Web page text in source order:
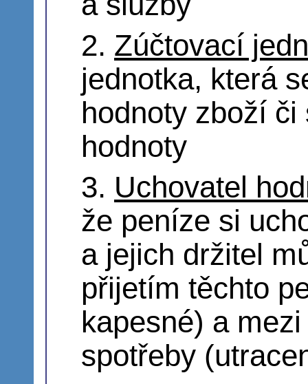
Zúčtovací
jednotka, která
hodnoty zboží
hodnoty
Uchovatel
že peníze si
a jejich držitel
přijetím těchto
kapesné) a
spotřeby